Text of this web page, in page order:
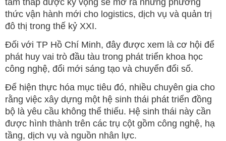
thức vận hành mới cho logistics, dịch vụ và quản trị
đô thị trong thế kỷ XXI.
Đối với TP Hồ Chí Minh, đây được xem là cơ hội để
phát huy vai trò đầu tàu trong phát triển khoa học
công nghệ, đổi mới sáng tạo và chuyển đổi số.
Để hiện thực hóa mục tiêu đó, nhiều chuyên gia cho
rằng việc xây dựng một hệ sinh thái phát triển đồng
bộ là yêu cầu không thể thiếu. Hệ sinh thái này cần
được hình thành trên các trụ cột gồm công nghệ, hạ
tầng, dịch vụ và nguồn nhân lực.